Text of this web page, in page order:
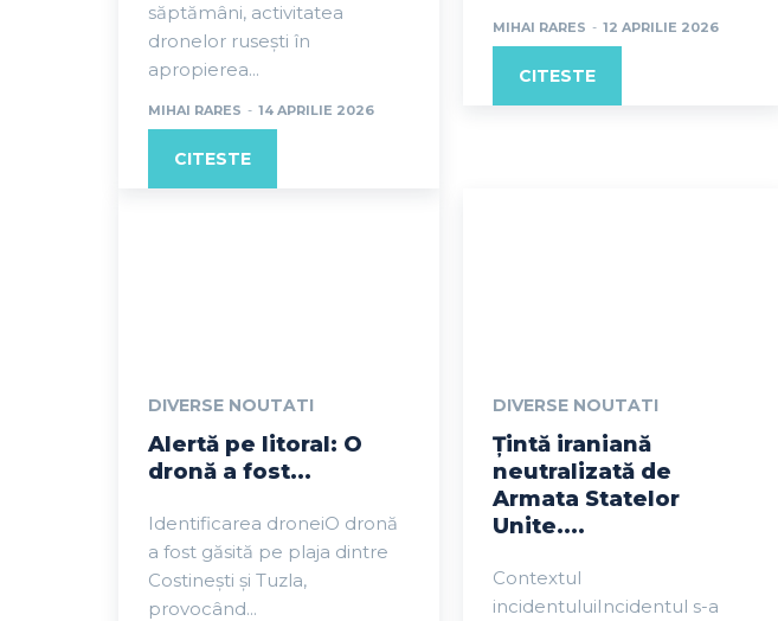
săptămâni, activitatea
dronelor rusești în
apropierea...
MIHAI RARES - 14 APRILIE 2026
CITESTE
MIHAI RARES - 12 APRILIE 2026
CITESTE
DIVERSE NOUTATI
Alertă pe litoral: O
dronă a fost...
Identificarea droneiO dronă
a fost găsită pe plaja dintre
Costinești și Tuzla,
provocând...
DIVERSE NOUTATI
Țintă iraniană
neutralizată de
Armata Statelor
Unite....
Contextul
incidentuluiIncidentul s-a